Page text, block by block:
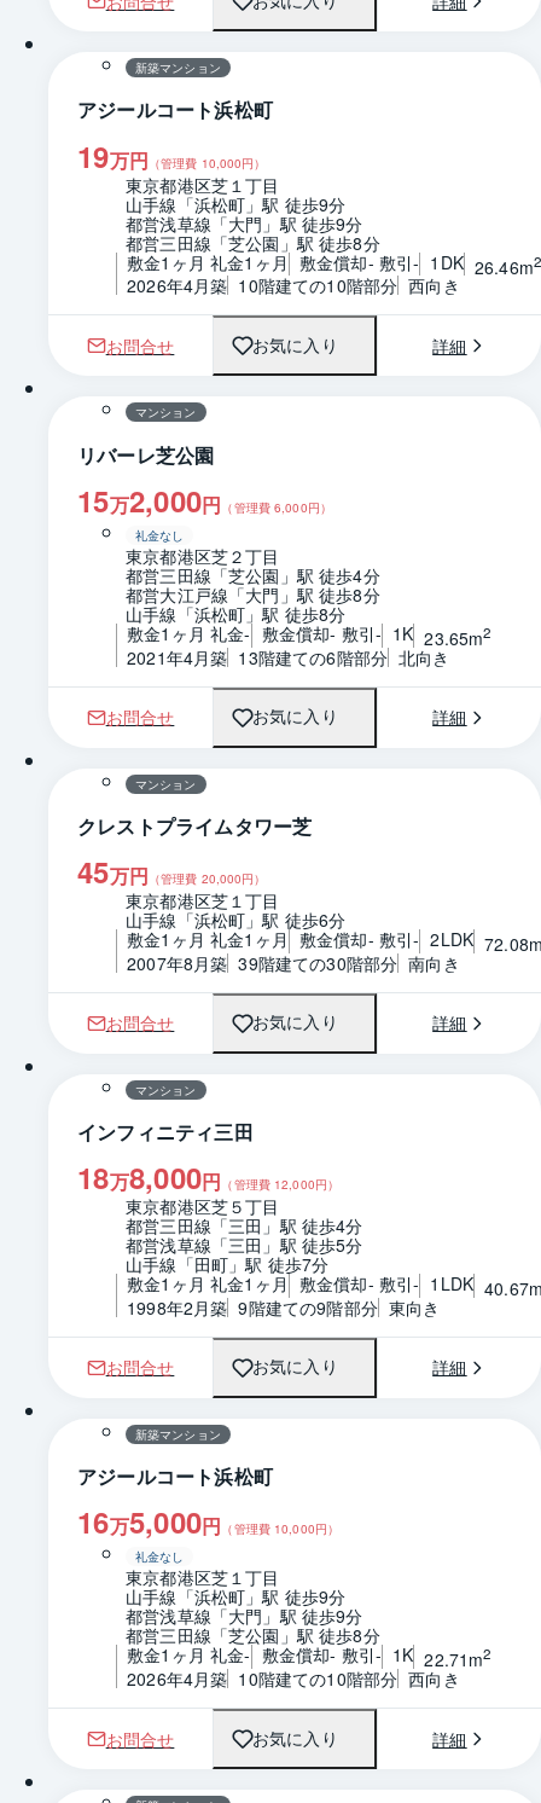
1 / 0 間取り
新築マンション
アジールコート浜松町
19万円 （管理費 10,000円）
東京都港区芝１丁目
山手線「浜松町」駅 徒歩9分
都営浅草線「大門」駅 徒歩9分
都営三田線「芝公園」駅 徒歩8分
敷金1ヶ月 礼金1ヶ月 敷金償却- 敷引- 1DK 26.46m2
2026年4月築 10階建ての10階部分 西向き
お問合せ お気に入り 詳細
1 / 0 間取り
マンション
リバーレ芝公園
15万2,000円 （管理費6,000円）
礼金なし
東京都港区芝２丁目
都営三田線「芝公園」駅 徒歩4分
都営大江戸線「大門」駅 徒歩8分
山手線「浜松町」駅 徒歩8分
敷金1ヶ月 礼金- 敷金償却- 敷引- 1K 23.65m2
2021年4月築 13階建ての6階部分 北向き
お問合せ お気に入り 詳細
1 / 0 間取り
マンション
クレストプライムタワー芝
45万円 （管理費 20,000円）
東京都港区芝１丁目
山手線「浜松町」駅 徒歩6分
敷金1ヶ月 礼金1ヶ月 敷金償却- 敷引- 2LDK
2007年8月築 39階建ての30階部分 南向き
お問合せ お気に入り 詳細
1 / 0 間取り
マンション
インフィニティ三田
18万8,000円 （管理費 12,000円）
東京都港区芝５丁目
都営三田線「三田」駅 徒歩4分
都営浅草線「三田」駅 徒歩5分
山手線「田町」駅 徒歩7分
敷金1ヶ月 礼金1ヶ月 敷金償却- 敷引- 1LDK
1998年2月築 9階建ての9階部分 東向き
お問合せ お気に入り 詳細
1 / 0 間取り
新築マンション
アジールコート浜松町
16万5,000円 （管理費 10,000円）
礼金なし
東京都港区芝１丁目
山手線「浜松町」駅 徒歩9分
都営浅草線「大門」駅 徒歩9分
都営三田線「芝公園」駅 徒歩8分
敷金1ヶ月 礼金- 敷金償却- 敷引- 1K 22.71m2
2026年4月築 10階建ての10階部分 西向き
お問合せ お気に入り 詳細
1 / 0 間取り